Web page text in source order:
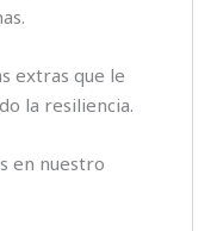
extras que le
la resiliencia.
en nuestro